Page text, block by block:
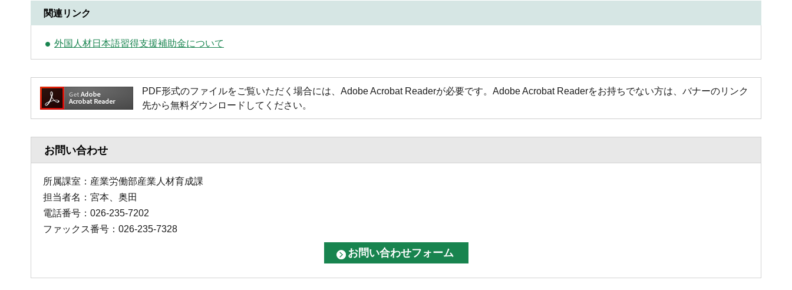
関連リンク
外国人材日本語習得支援補助金について
PDF形式のファイルをご覧いただく場合には、Adobe Acrobat Readerが必要です。Adobe Acrobat Readerをお持ちでない方は、バナーのリンク
先から無料ダウンロードしてください。
お問い合わせ
所属課室：産業労働部産業人材育成課
担当者名：宮本、奥田
電話番号：026-235-7202
ファックス番号：026-235-7328